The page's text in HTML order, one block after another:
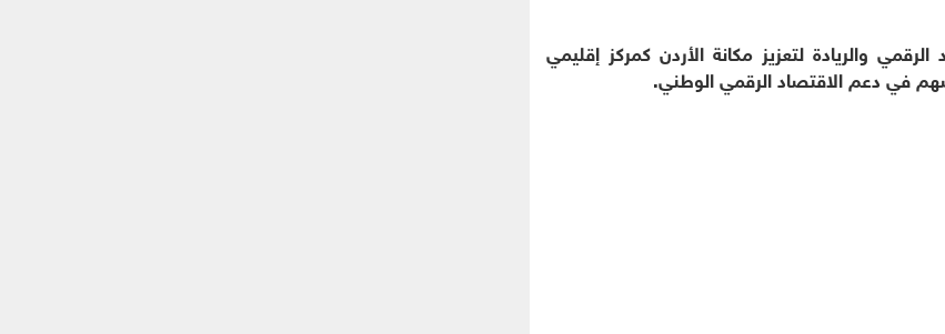
والريادة لتعزيز مكانة الأردن كمركز إقليمي
يسهم في دعم الاقتصاد الرقمي الوطني.